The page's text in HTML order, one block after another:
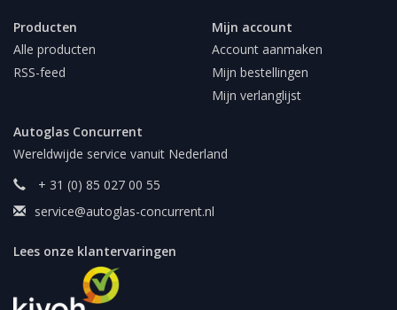
Producten
Alle producten
RSS-feed
Mijn account
Account aanmaken
Mijn bestellingen
Mijn verlanglijst
Autoglas Concurrent
Wereldwijde service vanuit Nederland
+ 31 (0) 85 027 00 55
service@autoglas-concurrent.nl
Lees onze klantervaringen